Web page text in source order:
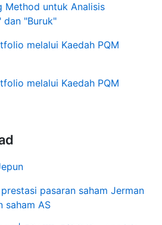
Method untuk Analisis
dan "Buruk"
melalui Kaedah PQM
melalui Kaedah PQM
pasaran saham Jerman
saham AS